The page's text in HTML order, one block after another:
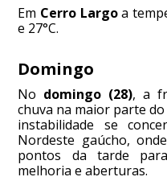
Em Cerro Largoa
e 27°C.
Domingo
No domingo (28), a
chuva na maior parte
instabilidade se
Nordeste gaúcho,
pontos da tarde
melhoria e aberturas.